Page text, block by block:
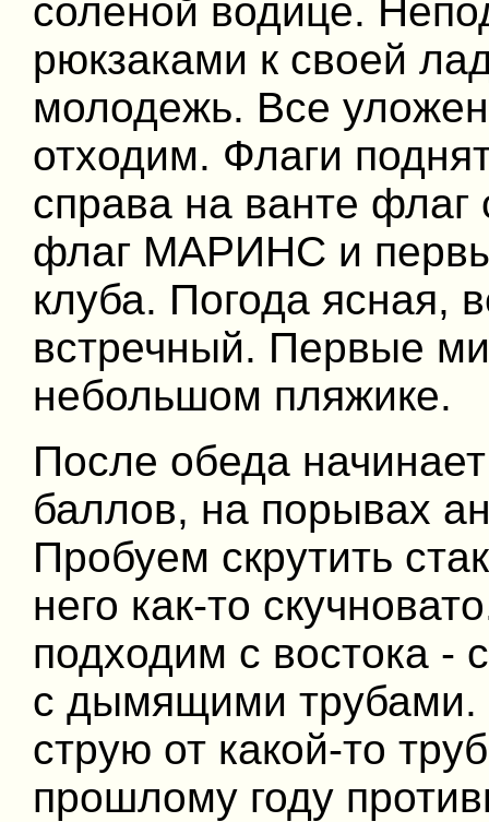
соленой водице.
рюкзаками к своей
молодежь. Все
отходим. Флаги
справа на ванте
флаг МАРИНС и
клуба. Погода ясная,
встречный. Первые
небольшом пляжике.
После обеда
баллов, на порывах
Пробуем скрутить
него как-то
подходим с востока -
с дымящими трубами.
струю от какой-то
прошлому году